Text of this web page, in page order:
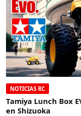
NOTICIAS RC
Tamiya Lunch Box
en Shizuoka